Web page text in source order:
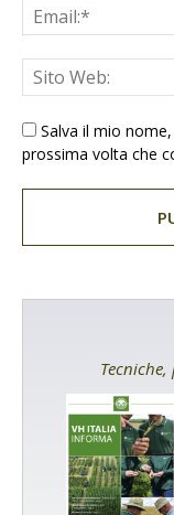
Salva il mio
prossima volta che